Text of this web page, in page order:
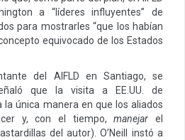
a “líderes influyentes” de
para mostrarles “que los habían
equivocado de los Estados
del AIFLD en Santiago, se
que la visita a EE.UU. de
la única manera en que los aliados
y, con el tiempo,manejar el
del autor). O’Neill instó a